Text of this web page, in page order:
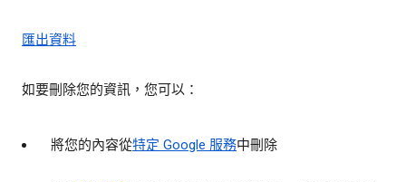
匯出資料
如要刪除您的資訊，您可以：
將您的內容從特定 Google 服務中刪除